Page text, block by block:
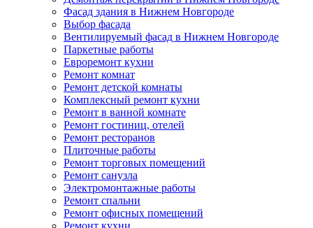
Фасад здания в Нижнем Новгороде
Выбор фасада
Вентилируемый фасад в Нижнем Новгороде
Паркетные работы
Евроремонт кухни
Ремонт комнат
Ремонт детской комнаты
Комплексный ремонт кухни
Ремонт в ванной комнате
Ремонт гостиниц, отелей
Ремонт ресторанов
Плиточные работы
Ремонт торговых помещений
Ремонт санузла
Электромонтажные работы
Ремонт спальни
Ремонт офисных помещений
Ремонт кухни